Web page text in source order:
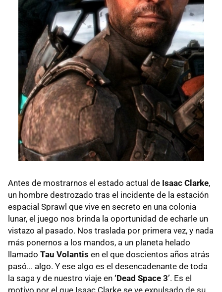
Antes de mostrarnos el estado actual de Isaac Clarke,
un hombre destrozado tras el incidente de la estación
espacial Sprawl que vive en secreto en una colonia
lunar, el juego nos brinda la oportunidad de echarle un
vistazo al pasado. Nos traslada por primera vez, y nada
más ponernos a los mandos, a un planeta helado
llamado Tau Volantis en el que doscientos años atrás
pasó... algo. Y ese algo es el desencadenante de toda
la saga y de nuestro viaje en ‘Dead Space 3’. Es el